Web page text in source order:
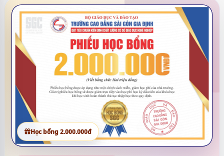
Học bổng 2.000.000đ